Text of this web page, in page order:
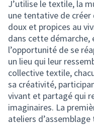
J’utilise le textile, la
une tentative de créer
doux et propices au
dans cette démarche,
l’opportunité de se
un lieu qui leur
collective textile,
sa créativité,
vivant et partagé qui
imaginaires. La
ateliers